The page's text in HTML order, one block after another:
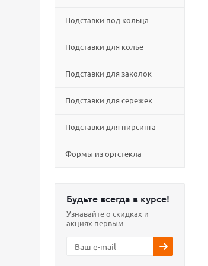
Подставки под кольца
Подставки для колье
Подставки для заколок
Подставки для сережек
Подставки для пирсинга
Формы из оргстекла
Будьте всегда в курсе!
Узнавайте о скидках и
акциях первым